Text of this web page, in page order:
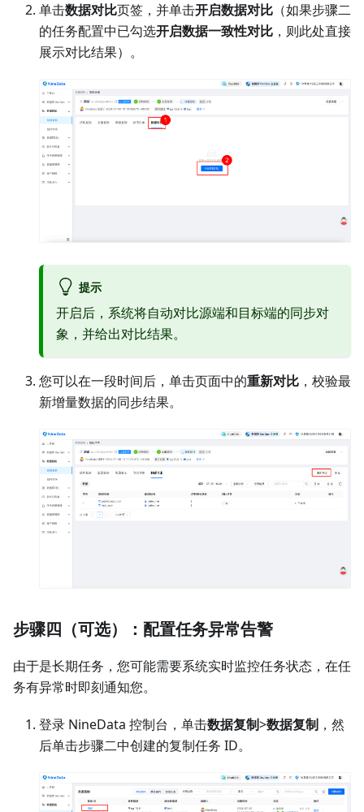
单击数据对比页签，并单击开启数据对比 （如果步骤二
的任务配置中已勾选开启数据一致性对比 ，则此处直接
展示对比结果）。
提示
开启后，系统将自动对比源端和目标端的同步对
象，并给出对比结果。
您可以在一段时间后，单击页面中的重新对比 ，校验最
新增量数据的同步结果。
步骤四（可选）：配置任务异常告警
由于是长期任务，您可能需要系统实时监控任务状态，在任
务有异常时即刻通知您。
登录 NineData 控制台，单击数据复制>数据复制 ，然
后单击步骤二中创建的复制任务 ID。